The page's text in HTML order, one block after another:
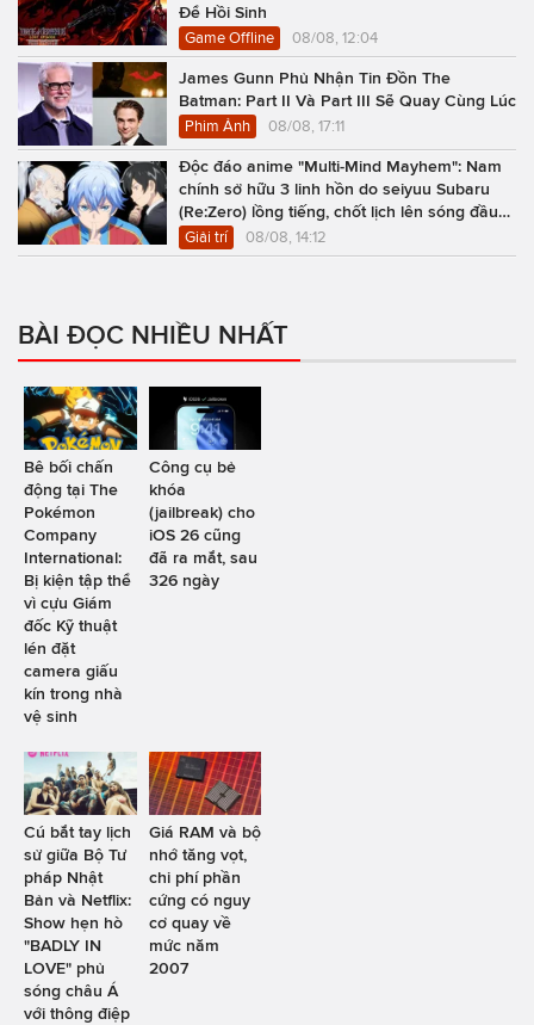
Để Hồi Sinh
Game Offline 08/08, 12:04
James Gunn Phủ Nhận Tin Đồn The
Batman: Part II Và Part III Sẽ Quay Cùng Lúc
Phim Ảnh 08/08, 17:11
Độc đáo anime "Multi-Mind Mayhem": Nam
chính sở hữu 3 linh hồn do seiyuu Subaru
(Re:Zero) lồng tiếng, chốt lịch lên sóng đầu
năm 2027
Giải trí 08/08, 14:12
BÀI ĐỌC NHIỀU NHẤT
Bê bối chấn
động tại The
Pokémon
Company
International:
Bị kiện tập thể
vì cựu Giám
đốc Kỹ thuật
lén đặt
camera giấu
kín trong nhà
vệ sinh
Công cụ bẻ
khóa
(jailbreak) cho
iOS 26 cũng
đã ra mắt, sau
326 ngày
Cú bắt tay lịch
sử giữa Bộ Tư
pháp Nhật
Bản và Netflix:
Show hẹn hò
"BADLY IN
LOVE" phủ
sóng châu Á
với thông điệp
Giá RAM và bộ
nhớ tăng vọt,
chi phí phần
cứng có nguy
cơ quay về
mức năm
2007